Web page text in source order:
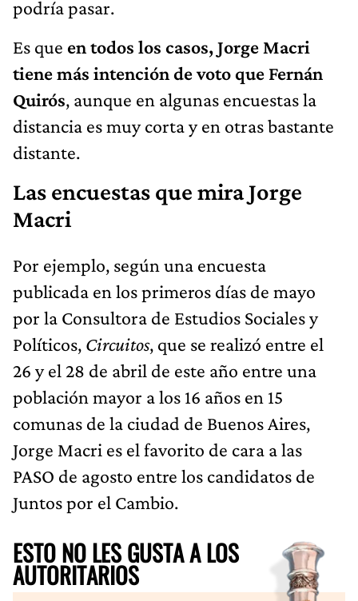
podría pasar.
Es que en todos los casos, Jorge Macri
tiene más intención de voto que Fernán
Quirós, aunque en algunas encuestas la
distancia es muy corta y en otras bastante
distante.
Las encuestas que mira Jorge
Macri
Por ejemplo, según una encuesta
publicada en los primeros días de mayo
por la Consultora de Estudios Sociales y
Políticos, Circuitos, que se realizó entre el
26 y el 28 de abril de este año entre una
población mayor a los 16 años en 15
comunas de la ciudad de Buenos Aires,
Jorge Macri es el favorito de cara a las
PASO de agosto entre los candidatos de
Juntos por el Cambio.
ESTO NO LES GUSTA A LOS
AUTORITARIOS